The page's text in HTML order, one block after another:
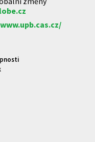
www.upb.cas.cz/